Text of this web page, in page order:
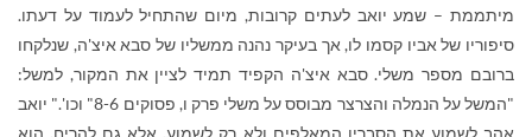
מיתממת – שמע יואב לעתים קרובות, מיום שהתחיל לעמוד על דעתו.
סיפוריו של אביו קסמו לו, אך בעיקר נהנה ממשליו של סבא איצ'ה, שנלקחו
ברובם מספר משלי. סבא איצ'ה הקפיד תמיד לציין את המקור, למשל:
"המשל על הנמלה והצרצר מבוסס על משלי פרק ו, פסוקים 8-6" וכו'." יואב
אהב לשמוע את הסבריו המאלפים ולא רק לשמוע, אלא גם להריח. הוא